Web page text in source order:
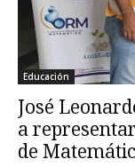
Educación
José
a
de